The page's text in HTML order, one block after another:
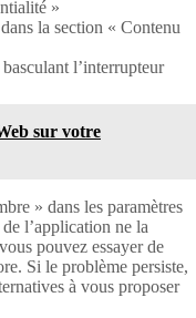
»
la section « Contenu
l’interrupteur
sur votre
» dans les paramètres
l’application ne la
pouvez essayer de
Si le problème persiste,
à vous proposer